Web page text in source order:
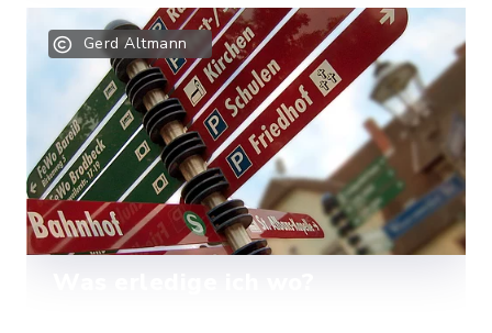
Informationen zu den freien
Grundstücken in unserer Gemeinde.
Mehr lesen
Gerd Altmann